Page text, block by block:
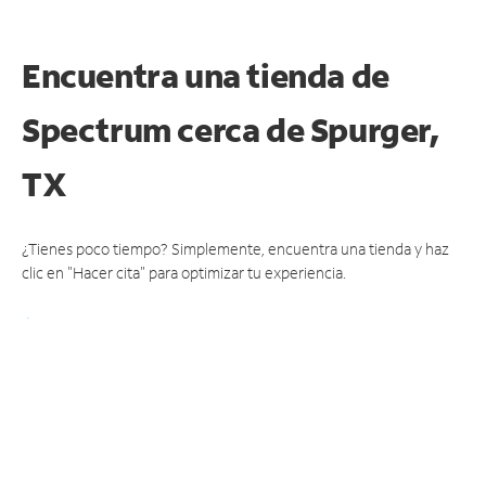
Encuentra una tienda de
Spectrumcerca de Spurger,
TX
¿Tienes poco tiempo? Simplemente, encuentra una tienda y haz
clic en "Hacer cita" para optimizar tu experiencia.